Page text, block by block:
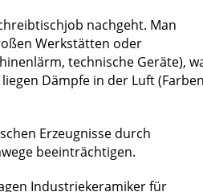
nachgeht. Man
Werkstätten oder
technische Geräte),
Dämpfe in der Luft
Erzeugnisse durch
beeinträchtigen.
Industriekeramiker für
Produkttester werden und Geld